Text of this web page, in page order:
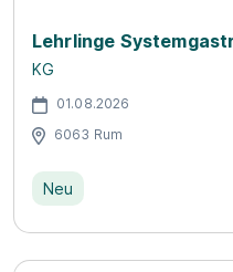
Lehrlinge
KG
01.08.2026
6063 Rum
Neu